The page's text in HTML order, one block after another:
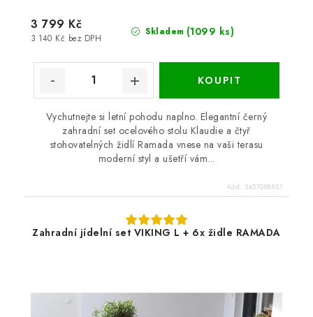
Skladem (1099 ks)
3 140 Kč bez DPH
3 799 Kč
Vychutnejte si letní pohodu naplno. Elegantní černý
zahradní set ocelového stolu Klaudie a čtyř
stohovatelných židlí Ramada vnese na vaši terasu
moderní styl a ušetří vám...
Kód: 34570888S1
Zahradní jídelní set VIKING L + 6x židle RAMADA